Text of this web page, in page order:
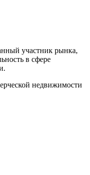
участник рынка,
в сфере
недвижимости